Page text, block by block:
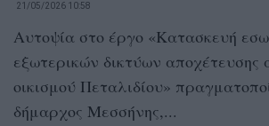
21/05/2026 10:58
Αυτοψία στο έργο «Κατασκευή
εξωτερικών δικτύων
οικισμού Πεταλιδίου»
δήμαρχος Μεσσήνης,...